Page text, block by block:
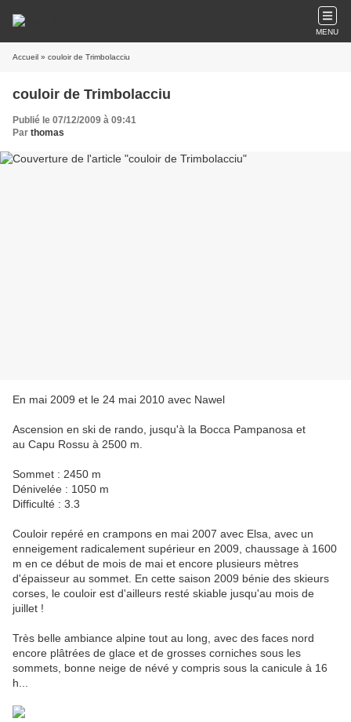
MENU
Accueil » couloir de Trimbolacciu
couloir de Trimbolacciu
Publié le 07/12/2009 à 09:41
Par thomas
En mai 2009 et le 24 mai 2010 avec Nawel
Ascension en ski de rando, jusqu'à la Bocca Pampanosa et
au Capu Rossu à 2500 m.
Sommet : 2450 m
Dénivelée : 1050 m
Difficulté : 3.3
Couloir repéré en crampons en mai 2007 avec Elsa, avec un
enneigement radicalement supérieur en 2009, chaussage à 1600
m en ce début de mois de mai et encore plusieurs mètres
d'épaisseur au sommet. En cette saison 2009 bénie des skieurs
corses, le couloir est d'ailleurs resté skiable jusqu'au mois de
juillet !
Très belle ambiance alpine tout au long, avec des faces nord
encore plâtrées de glace et de grosses corniches sous les
sommets, bonne neige de névé y compris sous la canicule à 16
h...